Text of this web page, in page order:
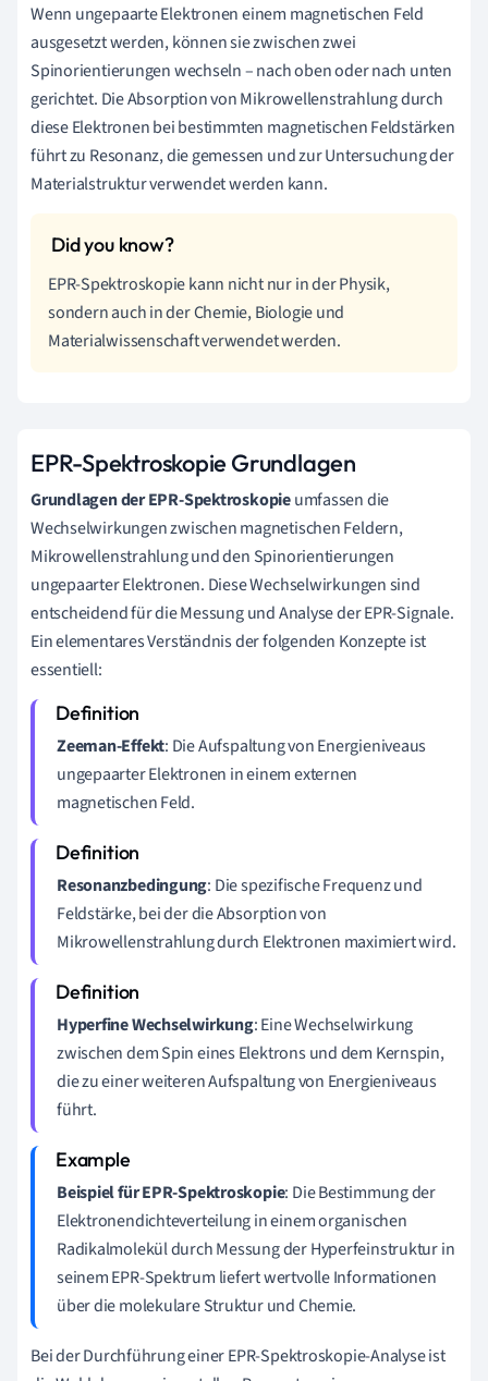
Wenn ungepaarte Elektronen einem magnetischen Feld
ausgesetzt werden, können sie zwischen zwei
Spinorientierungen wechseln – nach oben oder nach unten
gerichtet. Die Absorption von Mikrowellenstrahlung durch
diese Elektronen bei bestimmten magnetischen Feldstärken
führt zu Resonanz, die gemessen und zur Untersuchung der
Materialstruktur verwendet werden kann.
EPR-Spektroskopie kann nicht nur in der Physik,
sondern auch in der Chemie, Biologie und
Materialwissenschaft verwendet werden.
EPR-Spektroskopie Grundlagen
Grundlagen der EPR-Spektroskopieumfassen die
Wechselwirkungen zwischen magnetischen Feldern,
Mikrowellenstrahlung und den Spinorientierungen
ungepaarter Elektronen. Diese Wechselwirkungen sind
entscheidend für die Messung und Analyse der EPR-Signale.
Ein elementares Verständnis der folgenden Konzepte ist
essentiell:
Zeeman-Effekt: Die Aufspaltung von Energieniveaus
ungepaarter Elektronen in einem externen
magnetischen Feld.
Resonanzbedingung: Die spezifische Frequenz und
Feldstärke, bei der die Absorption von
Mikrowellenstrahlung durch Elektronen maximiert wird.
Hyperfine Wechselwirkung: Eine Wechselwirkung
zwischen dem Spin eines Elektrons und dem Kernspin,
die zu einer weiteren Aufspaltung von Energieniveaus
führt.
Beispiel für EPR-Spektroskopie: Die Bestimmung der
Elektronendichteverteilung in einem organischen
Radikalmolekül durch Messung der Hyperfeinstruktur in
seinem EPR-Spektrum liefert wertvolle Informationen
über die molekulare Struktur und Chemie.
Bei der Durchführung einer EPR-Spektroskopie-Analyse ist